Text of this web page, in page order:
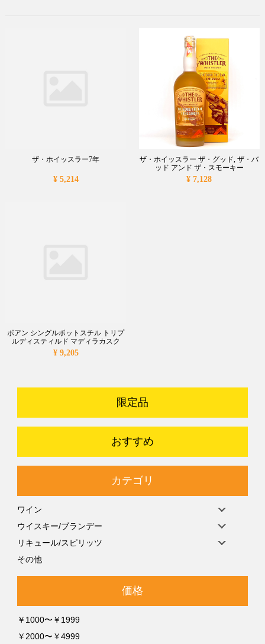
ザ・ホイッスラー7年
¥ 5,214
ザ・ホイッスラー ザ・グッド, ザ・バ
ッド アンド ザ・スモーキー
¥ 7,128
ボアン シングルポットスチル トリプ
ルディスティルド マディラカスク
¥ 9,205
限定品
おすすめ
カテゴリ
ワイン
ウイスキー/ブランデー
リキュール/スピリッツ
その他
価格
￥1000〜￥1999
￥2000〜￥4999